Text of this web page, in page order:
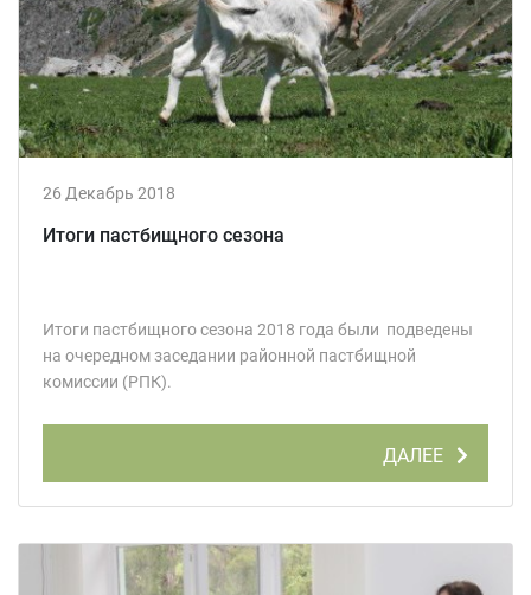
26 Декабрь 2018
Итоги пастбищного сезона
Итоги пастбищного сезона 2018 года были подведены
на очередном заседании районной пастбищной
комиссии (РПК).
ДАЛЕЕ